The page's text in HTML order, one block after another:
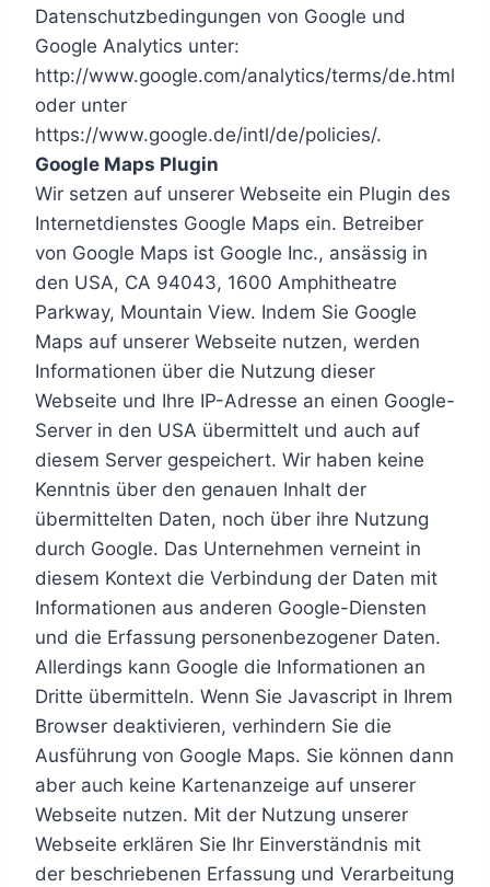
Datenschutzbedingungen von Google und
Google Analytics unter:
http://www.google.com/analytics/terms/de.html
oder unter
https://www.google.de/intl/de/policies/.
Google Maps Plugin
Wir setzen auf unserer Webseite ein Plugin des
Internetdienstes Google Maps ein. Betreiber
von Google Maps ist Google Inc., ansässig in
den USA, CA 94043, 1600 Amphitheatre
Parkway, Mountain View. Indem Sie Google
Maps auf unserer Webseite nutzen, werden
Informationen über die Nutzung dieser
Webseite und Ihre IP-Adresse an einen Google-
Server in den USA übermittelt und auch auf
diesem Server gespeichert. Wir haben keine
Kenntnis über den genauen Inhalt der
übermittelten Daten, noch über ihre Nutzung
durch Google. Das Unternehmen verneint in
diesem Kontext die Verbindung der Daten mit
Informationen aus anderen Google-Diensten
und die Erfassung personenbezogener Daten.
Allerdings kann Google die Informationen an
Dritte übermitteln. Wenn Sie Javascript in Ihrem
Browser deaktivieren, verhindern Sie die
Ausführung von Google Maps. Sie können dann
aber auch keine Kartenanzeige auf unserer
Webseite nutzen. Mit der Nutzung unserer
Webseite erklären Sie Ihr Einverständnis mit
der beschriebenen Erfassung und Verarbeitung